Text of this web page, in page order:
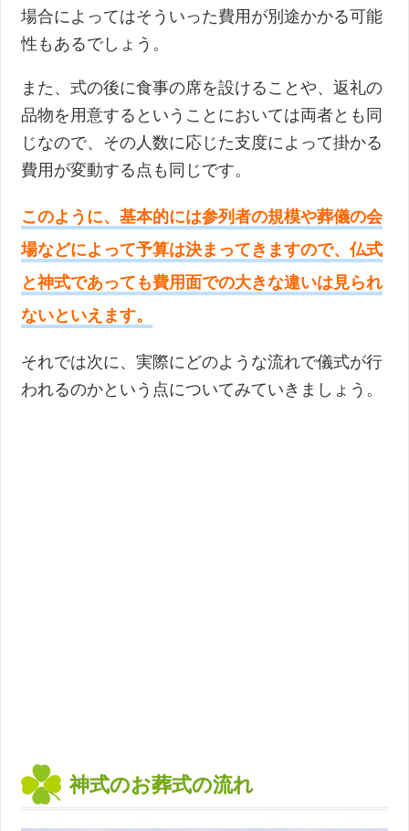
場合によってはそういった費用が別途かかる可能
性もあるでしょう。
また、式の後に食事の席を設けることや、返礼の
品物を用意するということにおいては両者とも同
じなので、その人数に応じた支度によって掛かる
費用が変動する点も同じです。
このように、基本的には参列者の規模や葬儀の会
場などによって予算は決まってきますので、仏式
と神式であっても費用面での大きな違いは見られ
ないといえます。
それでは次に、実際にどのような流れで儀式が行
われるのかという点についてみていきましょう。
神式のお葬式の流れ